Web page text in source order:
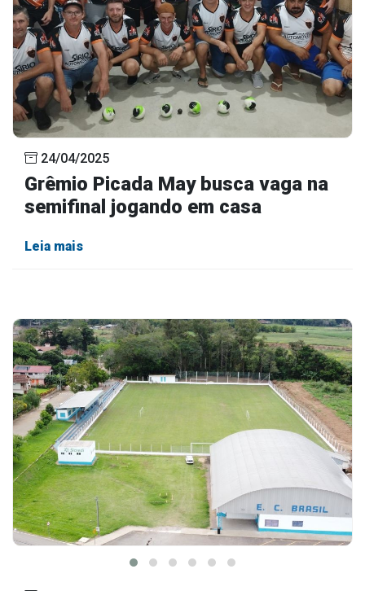
24/04/2025
Grêmio Picada May busca vaga na
semifinal jogando em casa
Leia mais